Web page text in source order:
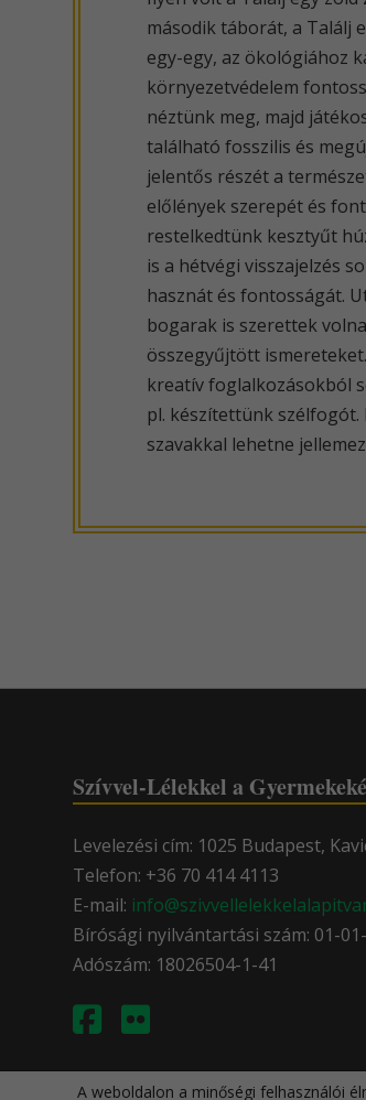
második táborát, a Találj
egy-egy, az ökológiához
környezetvédelem
néztünk meg, majd
található fosszilis és
jelentős részét a
előlények szerepét és
restelkedtünk kesztyűt
is a hétvégi visszajelzés
hasznát és fontosságát.
bogarak is szerettek
összegyűjtött
kreatív foglalkozásokból
pl. készítettünk
szavakkal lehetne
Szívvel-Lélekkel a
Levelezési cím: 1025 Budapest,
Telefon: +36 70 414 4113
E-mail:
Bírósági nyilvántartási szám: 01-
Adószám: 18026504-1-41
A weboldalon a minőségi felhasználói